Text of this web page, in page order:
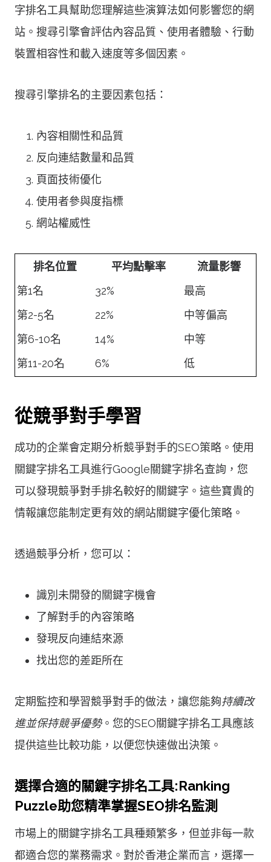
字排名工具幫助您理解這些演算法如何影響您的網
站。搜尋引擎會評估內容品質、使用者體驗、行動
裝置相容性和載入速度等多個因素。
搜尋引擎排名的主要因素包括：
內容相關性和品質
反向連結數量和品質
頁面技術優化
使用者參與度指標
網站權威性
排名位置 平均點擊率
流量影響
第1名
32%
最高
第2-5名
22%
中等偏高
第6-10名
14%
中等
第11-20名
6% 低
從競爭對手學習
成功的企業會定期分析競爭對手的SEO策略。使用
關鍵字排名工具進行Google關鍵字排名查詢，您
可以發現競爭對手排名較好的關鍵字。這些寶貴的
情報讓您能制定更有效的網站關鍵字優化策略。
透過競爭分析，您可以：
識別未開發的關鍵字機會
了解對手的內容策略
發現反向連結來源
找出您的差距所在
定期監控和學習競爭對手的做法，讓您能夠持續改
進並保持競爭優勢。您的SEO關鍵字排名工具應該
提供這些比較功能，以便您快速做出決策。
選擇合適的關鍵字排名工具:Ranking
Puzzle助您精準掌握SEO排名監測
市場上的關鍵字排名工具種類繁多，但並非每一款
都適合您的業務需求。對於香港企業而言，選擇一